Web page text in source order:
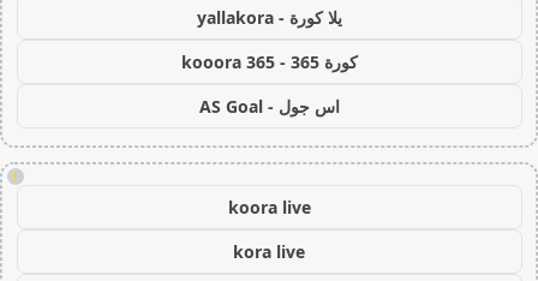
يلا كورة - yallakora
كورة 365 - kooora 365
اس جول - AS Goal
!
koora live
kora live